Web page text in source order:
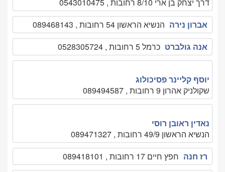
דרך יצחק בן ארי 8/10 רחובות , 0543010475
אברון נירה הנשיא הראשון 54 רחובות , 089468143
אנה גולברט כרמל 5 רחובות , 0528305724
יוסף קליינר פסיכולוג
שקולניק אהרון 9 רחובות , 089494587
נאדין ראובן רוסי
הנשיא הראשון 49/9 רחובות , 089471327
רז חנה חפץ חיים 17 רחובות , 089418101